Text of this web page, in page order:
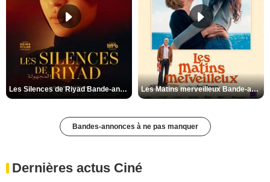
Les Silences de Riyad Bande-annonce VO STFR Les Matins merveilleux Bande-annonce VF
Bandes-annonces à ne pas manquer
Dernières actus Ciné